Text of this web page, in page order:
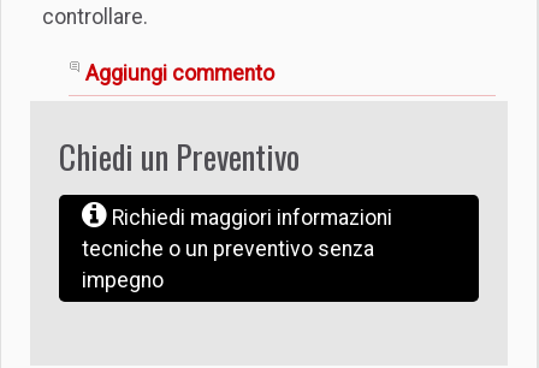
controllare.
Aggiungi commento
Chiedi un Preventivo
Richiedi maggiori informazioni
tecniche o un preventivo senza
impegno